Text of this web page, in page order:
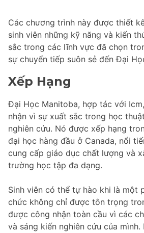
Các chương trình này được thiết
sinh viên những kỹ năng và kiến
sắc trong các lĩnh vực đã chọn
sự chuyển tiếp suôn sẻ đến Đại
Xếp Hạng
Đại Học Manitoba, hợp tác với
nhận vì sự xuất sắc trong học
nghiên cứu. Nó được xếp hạng
đại học hàng đầu ở Canada, nổi
cung cấp giáo dục chất lượng và
trường học tập đa dạng.
Sinh viên có thể tự hào khi là một
chức không chỉ được tôn trọng
được công nhận toàn cầu vì các
và sáng kiến nghiên cứu của mình.